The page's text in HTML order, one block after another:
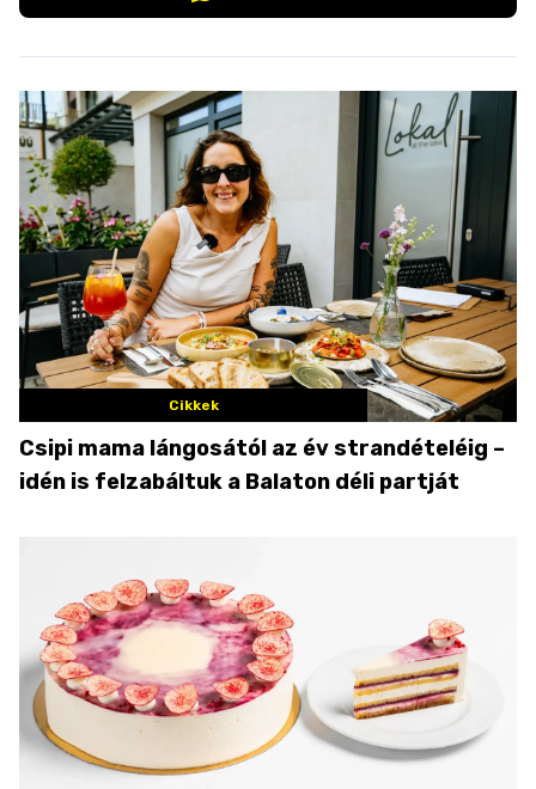
Cikkek
Csipi mama lángosától az év strandételéig –
idén is felzabáltuk a Balaton déli partját